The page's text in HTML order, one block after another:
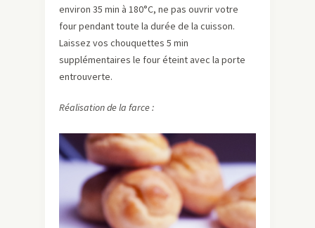
environ 35 min à 180°C, ne pas ouvrir votre
four pendant toute la durée de la cuisson.
Laissez vos chouquettes 5 min
supplémentaires le four éteint avec la porte
entrouverte.
Réalisation de la farce :